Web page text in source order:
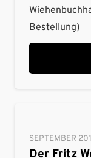
Bestellung)
SEPTEMBER
Der Fritz